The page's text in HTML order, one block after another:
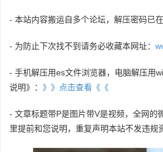
- 本站内容搬运自多个论坛，解压密码已
- 为防止下次找不到请务必收藏本网址：
- 手机解压用es文件浏览器，电脑解压用
说明》： 》》点击查看《《
- 文章标题带P是图片带V是视频，全网的
里提前和您说明，重复声明本站不发违规